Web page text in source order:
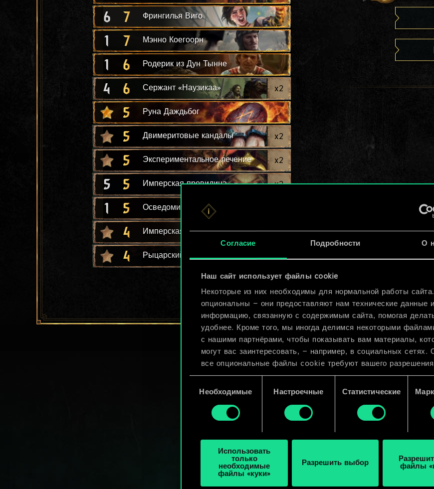
Согласие Подробности О
Наш сайт использует файлы cookie
Некоторые из них необходимы для нормальной работы
опциональны — они предоставляют нам технические данные и
информацию, связанную с содержимым сайта, помогая
удобнее. Кроме того, мы иногда делимся некоторыми
с нашими партнёрами, чтобы показывать вам материалы,
могут вас заинтересовать, — например, в социальных сетях.
все опциональные файлы cookie требуют вашего
Найти подробную информацию о том, как мы используем
«Настройки» ниже.
согласия
Необходимые Настроечные Статистические
Использовать
только
необходимые
файлы «куки»
Разрешить выбор
файлы
6 7 Фрингилья Виго
1 7 Мэнно Коегоорн
1 6 Родерик из Дун Тынне
4 6 Сержант «Наузикаа» x2
5 Руна Даждьбог
5 Двимеритовые кандалы x2
5 Экспериментальное лечение x2
5 5 Имперская провидица x2
1 5 Осведомительница княгини
4 Имперская дипломатия x2
4 Рыцарский турнир x2